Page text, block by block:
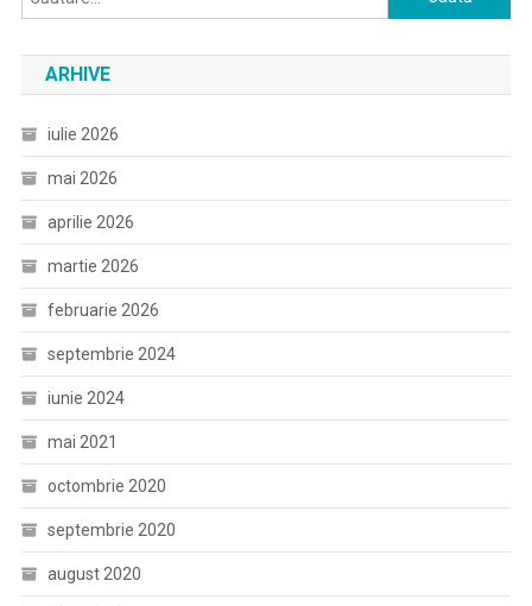
după:
ARHIVE
iulie 2026
mai 2026
aprilie 2026
martie 2026
februarie 2026
septembrie 2024
iunie 2024
mai 2021
octombrie 2020
septembrie 2020
august 2020